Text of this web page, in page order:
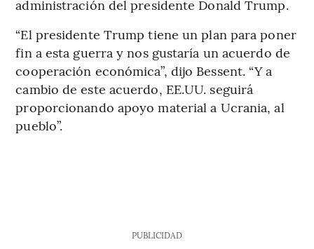
administración del presidente Donald Trump.
“El presidente Trump tiene un plan para poner
fin a esta guerra y nos gustaría un acuerdo de
cooperación económica”, dijo Bessent. “Y a
cambio de este acuerdo, EE.UU. seguirá
proporcionando apoyo material a Ucrania, al
pueblo”.
PUBLICIDAD